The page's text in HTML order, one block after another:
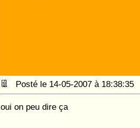
Posté le 14-05-2007 à
oui on peu dire ça